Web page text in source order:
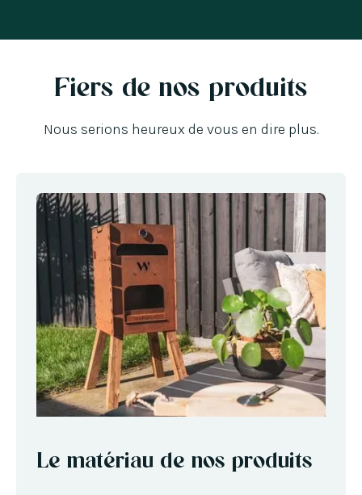
J'ai déjà préparé de nombreux plats
journées d'été !
Fiers de nos produits
Nous serions heureux de vous en dire plus.
Le matériau de nos produits